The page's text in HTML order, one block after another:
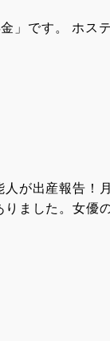
」です。 ホス
が出産報告！
ました。女優